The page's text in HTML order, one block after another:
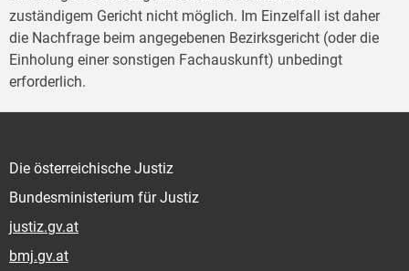
zuständigem Gericht nicht möglich. Im Einzelfall ist daher
die Nachfrage beim angegebenen Bezirksgericht (oder die
Einholung einer sonstigen Fachauskunft) unbedingt
erforderlich.
Die österreichische Justiz
Bundesministerium für Justiz
justiz.gv.at
bmj.gv.at